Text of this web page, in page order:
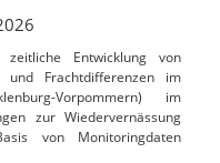
Entwicklung von
und Frachtdifferenzen im
Vorpommern) im
zur Wiedervernässung
von Monitoringdaten